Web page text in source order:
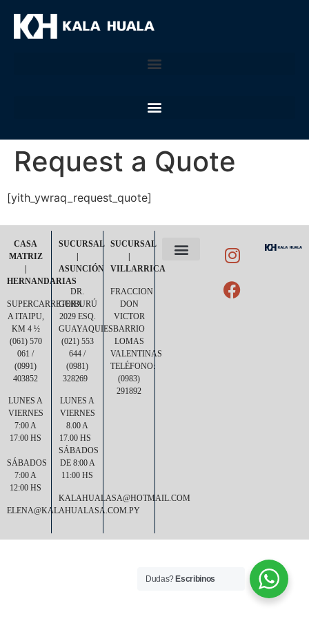
Request a Quote
[yith_ywraq_request_quote]
CASA
MATRIZ
HERNANDARIAS
SUPERCARRETERA
A ITAIPU,
KM 4 ½
(061) 570
061 /
(0991)
403852
LUNES A
VIERNES
7:00 A
17:00 HS
SÁBADOS
7:00 A
12:00 HS
ELENA@KALAHUALASA.COM.PY
SUCURSAL
ASUNCIÓN
DR.
GOIBURÚ
2029 ESQ.
GUAYAQUIES
(021) 553
644 /
(0981)
328269
LUNES A
VIERNES
8.00 A
17.00 HS
SÁBADOS
DE 8:00 A
11:00 HS
KALAHUALASA@HOTMAIL.COM
SUCURSAL
VILLARRICA
FRACCION
DON
VICTOR
BARRIO
LOMAS
VALENTINAS
TELÉFONO:
(0983)
291892
Dudas? Escribinos